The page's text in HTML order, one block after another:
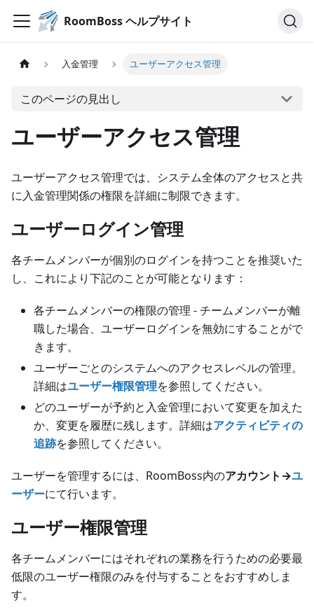
RoomBoss ヘルプサイト
入金管理 ユーザーアクセス管理
このページの見出し
ユーザーアクセス管理
ユーザーアクセス管理では、システム全体のアクセスと共
に入金管理関係の権限を詳細に制限できます。
ユーザーログイン管理
各チームメンバーが個別のログインを持つことを推奨いた
し、これにより下記のことが可能となります：
各チームメンバーの権限の管理 ‐ チームメンバーが離
職した場合、ユーザーログインを無効にすることがで
きます。
ユーザーごとのシステムへのアクセスレベルの管理。
詳細はユーザー権限管理を参照してください。
どのユーザーが予約と入金管理において変更を加えた
か、変更を履歴に残します。詳細はアクティビティの
追跡を参照してください。
ユーザーを管理するには、RoomBoss内のアカウント→ユ
ーザーにて行います。
ユーザー権限管理
各チームメンバーにはそれぞれの業務を行うための必要最
低限のユーザー権限のみを付与することをおすすめしま
す。